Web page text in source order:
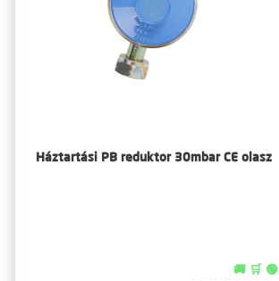
Háztartási PB reduktor 30mbar CE olasz
🚚 🛒 🟢